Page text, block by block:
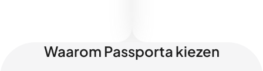
Waarom Passporta kiezen